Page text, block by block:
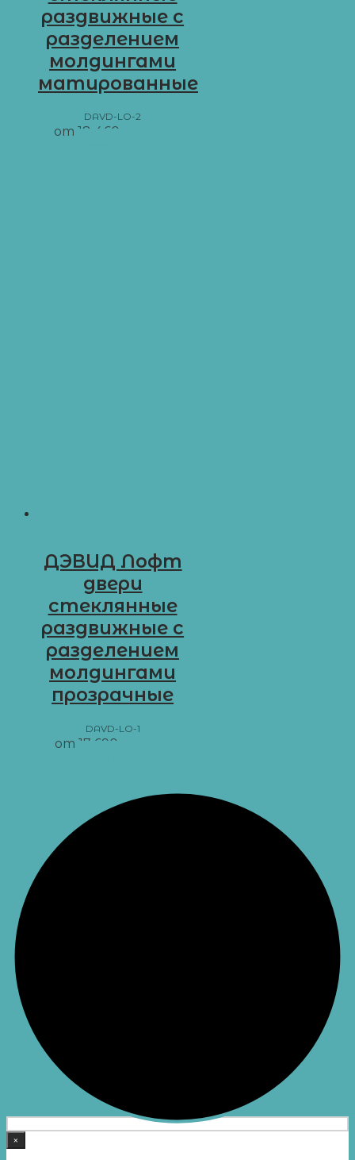
раздвижные с
разделением
молдингами
матированные
DAVD-LO-2
от 18 460
ДЭВИД Лофт
двери
стеклянные
раздвижные с
разделением
молдингами
прозрачные
DAVD-LO-1
от17 690
×